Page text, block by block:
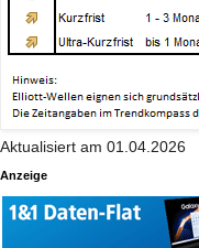
Aktualisiert am 01.04.2026
Anzeige